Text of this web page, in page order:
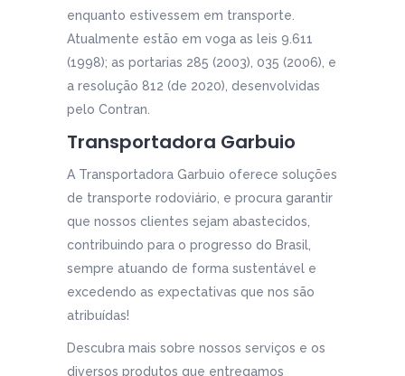
enquanto estivessem em transporte.
Atualmente estão em voga as leis 9.611
(1998); as portarias 285 (2003), 035 (2006), e
a resolução 812 (de 2020), desenvolvidas
pelo Contran.
Transportadora Garbuio
A Transportadora Garbuio oferece soluções
de transporte rodoviário, e procura garantir
que nossos clientes sejam abastecidos,
contribuindo para o progresso do Brasil,
sempre atuando de forma sustentável e
excedendo as expectativas que nos são
atribuídas!
Descubra mais sobre nossos serviços e os
diversos produtos que entregamos